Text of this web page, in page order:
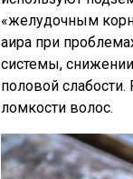
«желудочным
аира при
системы,
половой
ломкости волос.